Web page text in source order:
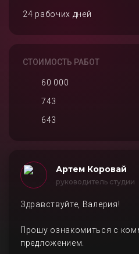
24 рабочих дней
СТОИМОСТЬ РАБОТ
60 000
743
643
Артем Коровай
руководитель студии
Здравствуйте, Валерия!
Прошу ознакомиться с
предложением.